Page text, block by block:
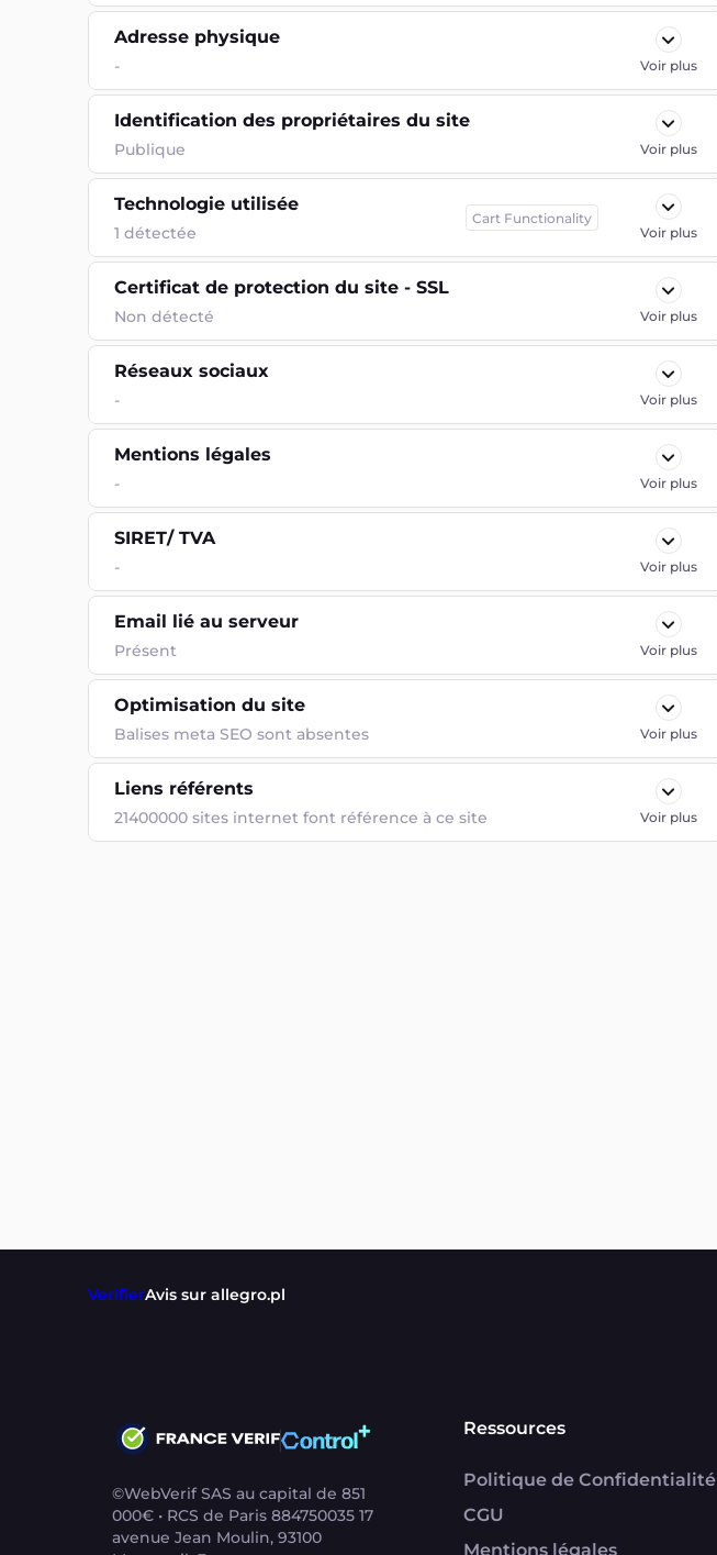
Adresse physique
- Voir plus
Identification des propriétaires du site
Publique Voir plus
Technologie utilisée
1 détectée
Cart Functionality
Voir plus
Certificat de protection du site - SSL
Non détecté Voir plus
Réseaux sociaux
- Voir plus
Mentions légales
- Voir plus
SIRET/ TVA
- Voir plus
Email lié au serveur
Présent Voir plus
Optimisation du site
Balises meta SEO sont absentes Voir plus
Liens référents
21400000 sites internet font référence à ce site Voir plus
VerifierAvis sur allegro.pl
©WebVerif SAS au capital de 851
000€ • RCS de Paris 884750035 17
avenue Jean Moulin, 93100
Ressources
Politique de Confidentialité
CGU
Mentions légales